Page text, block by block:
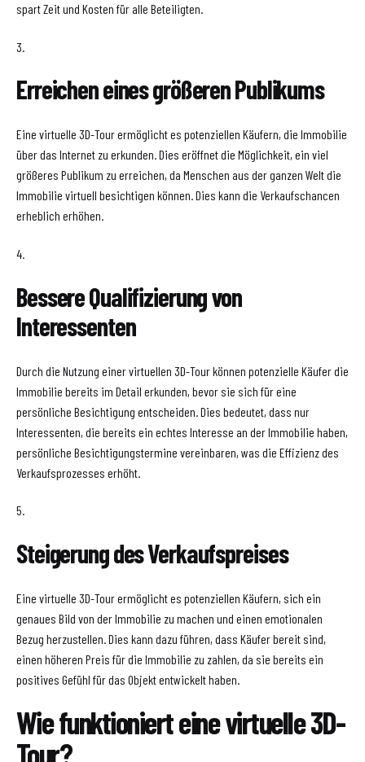
spart Zeit und Kosten für alle Beteiligten.
3.
Erreichen eines größeren Publikums
Eine virtuelle 3D-Tour ermöglicht es potenziellen Käufern, die Immobilie
über das Internet zu erkunden. Dies eröffnet die Möglichkeit, ein viel
größeres Publikum zu erreichen, da Menschen aus der ganzen Welt die
Immobilie virtuell besichtigen können. Dies kann die Verkaufschancen
erheblich erhöhen.
4.
Bessere Qualifizierung von
Interessenten
Durch die Nutzung einer virtuellen 3D-Tour können potenzielle Käufer die
Immobilie bereits im Detail erkunden, bevor sie sich für eine
persönliche Besichtigung entscheiden. Dies bedeutet, dass nur
Interessenten, die bereits ein echtes Interesse an der Immobilie haben,
persönliche Besichtigungstermine vereinbaren, was die Effizienz des
Verkaufsprozesses erhöht.
5.
Steigerung des Verkaufspreises
Eine virtuelle 3D-Tour ermöglicht es potenziellen Käufern, sich ein
genaues Bild von der Immobilie zu machen und einen emotionalen
Bezug herzustellen. Dies kann dazu führen, dass Käufer bereit sind,
einen höheren Preis für die Immobilie zu zahlen, da sie bereits ein
positives Gefühl für das Objekt entwickelt haben.
Wie funktioniert eine virtuelle 3D-
Tour?